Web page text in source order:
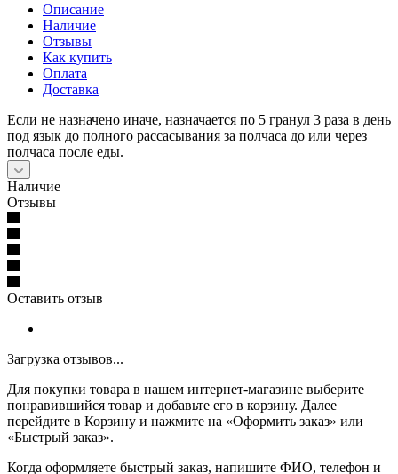
Описание
Наличие
Отзывы
Как купить
Оплата
Доставка
Если не назначено иначе, назначается по 5 гранул 3 раза в день
под язык до полного рассасывания за полчаса до или через
полчаса после еды.
Наличие
Отзывы
Оставить отзыв
Загрузка отзывов...
Для покупки товара в нашем интернет-магазине выберите
понравившийся товар и добавьте его в корзину. Далее
перейдите в Корзину и нажмите на «Оформить заказ» или
«Быстрый заказ».
Когда оформляете быстрый заказ, напишите ФИО, телефон и